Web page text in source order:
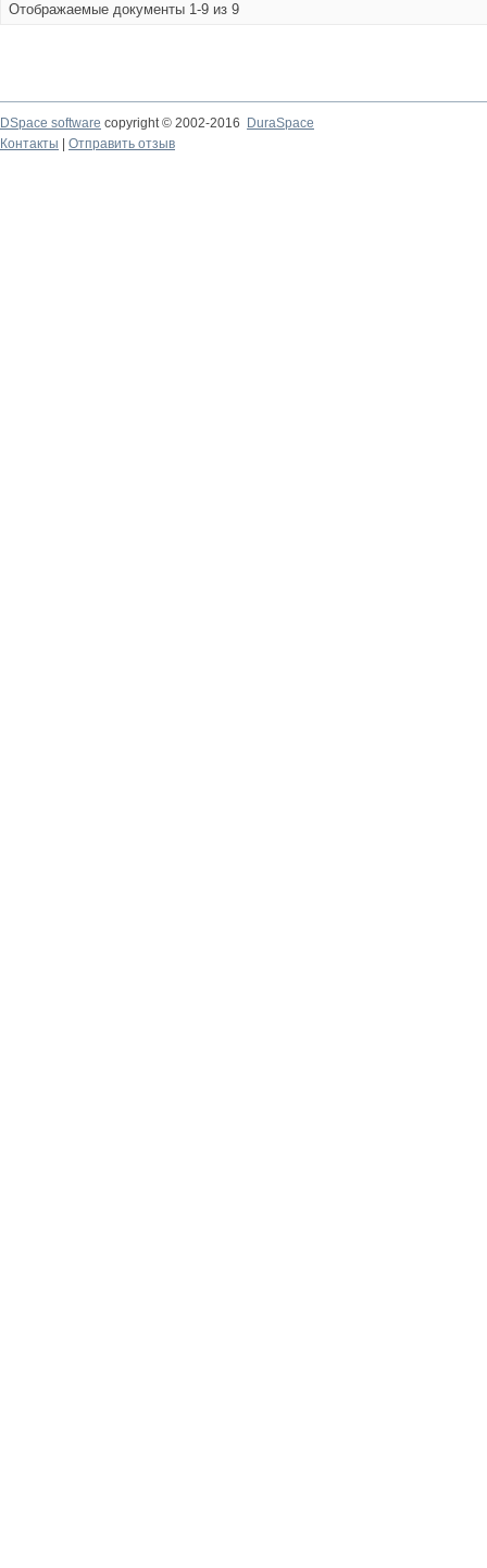
Отображаемые документы 1-9 из 9
DSpace software copyright © 2002-2016
DuraSpace
Контакты
Отправить отзыв